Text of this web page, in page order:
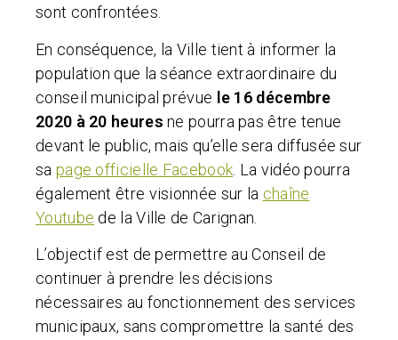
sont confrontées.
En conséquence, la Ville tient à informer la
population que la séance extraordinaire du
conseil municipal prévue le 16 décembre
2020 à 20 heures ne pourra pas être tenue
devant le public, mais qu’elle sera diffusée sur
sa page officielle Facebook . La vidéo pourra
également être visionnée sur la chaîne
Youtube de la Ville de Carignan.
L’objectif est de permettre au Conseil de
continuer à prendre les décisions
nécessaires au fonctionnement des services
municipaux, sans compromettre la santé des